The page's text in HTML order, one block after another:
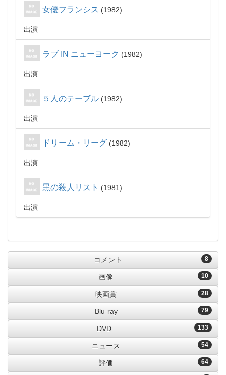
女優フランシス 1982
出演
ラブ IN ニューヨーク 1982
出演
５人のテーブル 1982
出演
ドリーム・リーグ 1982
出演
黒の殺人リスト 1981
出演
8
コメント
10
画像
28
映画賞
79
Blu-ray
133
DVD
54
ニュース
64
評価